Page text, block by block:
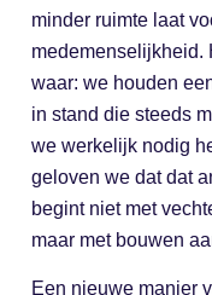
minder ruimte laat
medemenselijkheid.
waar: we houden
in stand die steeds
we werkelijk nodig
geloven we dat dat
begint niet met
maar met bouwen
Een nieuwe manier